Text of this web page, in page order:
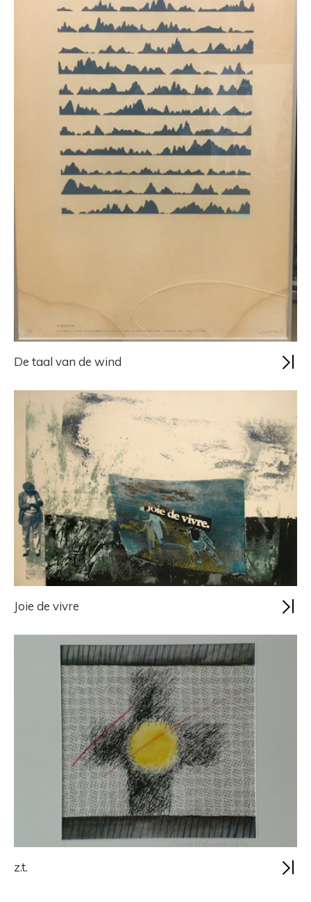
De taal van de wind
Joie de vivre
z.t.